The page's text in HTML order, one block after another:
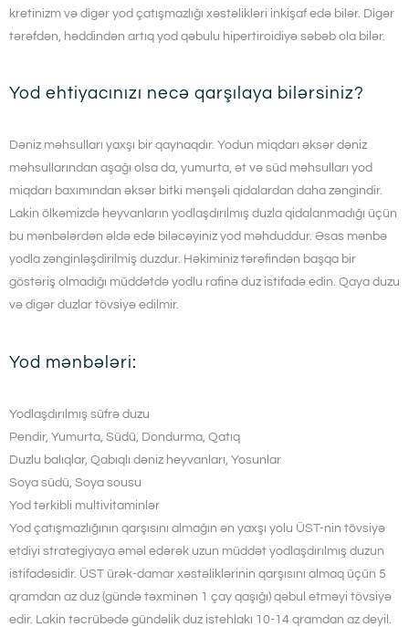
kretinizm və digər yod çatışmazlığı xəstəlikləri inkişaf edə bilər. Digər
tərəfdən, həddindən artıq yod qəbulu hipertiroidiyə səbəb ola bilər.
Yod ehtiyacınızı necə qarşılaya bilərsiniz?
Dəniz məhsulları yaxşı bir qaynaqdır. Yodun miqdarı əksər dəniz
məhsullarından aşağı olsa da, yumurta, ət və süd məhsulları yod
miqdarı baxımından əksər bitki mənşəli qidalardan daha zəngindir.
Lakin ölkəmizdə heyvanların yodlaşdırılmış duzla qidalanmadığı üçün
bu mənbələrdən əldə edə biləcəyiniz yod məhduddur. Əsas mənbə
yodla zənginləşdirilmiş duzdur. Həkiminiz tərəfindən başqa bir
göstəriş olmadığı müddətdə yodlu rafinə duz istifadə edin. Qaya duzu
və digər duzlar tövsiyə edilmir.
Yod mənbələri:
Yodlaşdırılmış süfrə duzu
Pendir, Yumurta, Südü, Dondurma, Qatıq
Duzlu balıqlar, Qabıqlı dəniz heyvanları, Yosunlar
Soya südü, Soya sousu
Yod tərkibli multivitaminlər
Yod çatışmazlığının qarşısını almağın ən yaxşı yolu ÜST-nin tövsiyə
etdiyi strategiyaya əməl edərək uzun müddət yodlaşdırılmış duzun
istifadəsidir. ÜST ürək-damar xəstəliklərinin qarşısını almaq üçün 5
qramdan az duz (gündə təxminən 1 çay qaşığı) qəbul etməyi tövsiyə
edir. Lakin təcrübədə gündəlik duz istehlakı 10-14 qramdan az deyil.